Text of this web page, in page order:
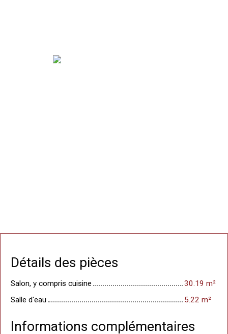
Détails des pièces
Salon, y compris cuisine
30.19 m²
Salle d'eau
5.22 m²
Informations complémentaires